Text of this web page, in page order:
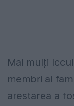
Mai mulți
membri ai
arestarea a